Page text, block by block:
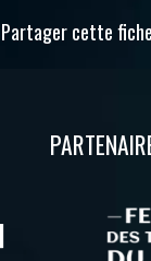
Partager cette fiche